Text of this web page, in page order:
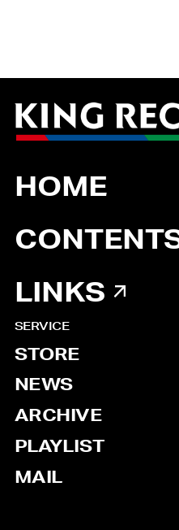
HOME
LINKS
SERVICE
STORE
NEWS
ARCHIVE
PLAYLIST
MAIL